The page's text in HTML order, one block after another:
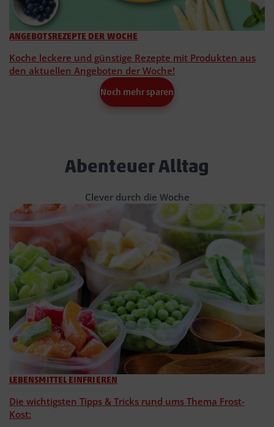
ANGEBOTSREZEPTE DER WOCHE
Koche leckere und günstige Rezepte mit Produkten aus
den aktuellen Angeboten der Woche!
Noch mehr sparen
Abenteuer Alltag
Clever durch die Woche
LEBENSMITTEL EINFRIEREN
Die wichtigsten Tipps & Tricks rund ums Thema Frost-
Kost: